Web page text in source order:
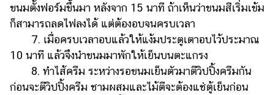
ขนมตั้งฟอร์มขึ้นมา หลังจาก 15 นาที ถ้าเห็นว่าขนมสีเริ่มเข้ม
ก็สามารถลดไฟลงได้ แต่ต้องอบจนครบเวลา
7. เมื่อครบเวลาอบแล้วให้แง้มประตูเตาอบไว้ประมาณ
10 นาที แล้วจึงนำขนมมาพักให้เย็นบนตะแกรง
8. ทำไส้ครีม ระหว่างรอขนมเย็นตัวมาตีวิปปิ้งครีมกัน
ก่อนจะตีวิปปิ้งครีม ชามผสมและไม้ตีจะต้องแช่ตู้เย็นก่อน